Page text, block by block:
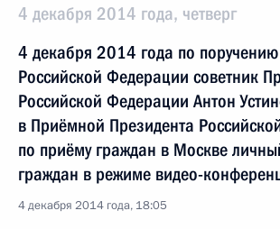
4 декабря 2014 года, четверг
4 декабря 2014 года по
Российской Федерации советник
Российской Федерации Антон
в Приёмной Президента
по приёму граждан в Москве
граждан в режиме видео-
4 декабря 2014 года, 18:05